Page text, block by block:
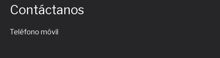
Contáctanos
Teléfono móvil